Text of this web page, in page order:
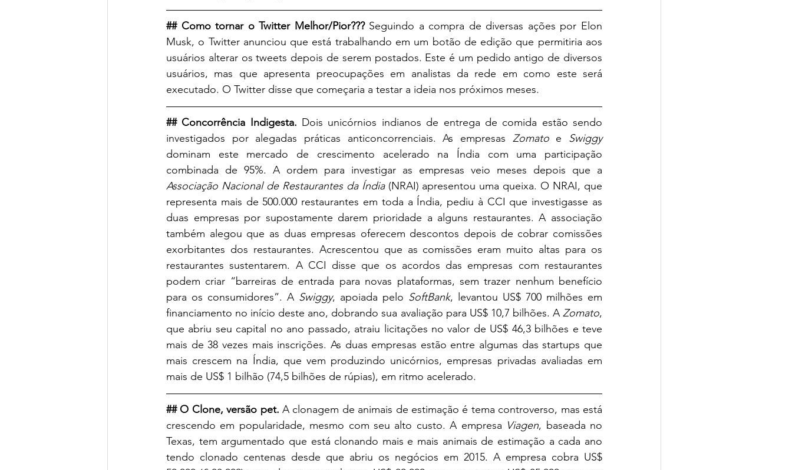
## Como tornar o Twitter Melhor/Pior??? Seguindo a compra de diversas ações por Elon
Musk, o Twitter anunciou que está trabalhando em um botão de edição que permitiria aos
usuários alterar os tweets depois de serem postados. Este é um pedido antigo de diversos
usuários, mas que apresenta preocupações em analistas da rede em como este será
executado. O Twitter disse que começaria a testar a ideia nos próximos meses.
## Concorrência Indigesta. Dois unicórnios indianos de entrega de comida estão sendo
investigados por alegadas práticas anticoncorrenciais. As empresas Zomato e Swiggy
dominam este mercado de crescimento acelerado na Índia com uma participação
Associação Nacional de Restaurantes da Índia (NRAI) apresentou uma queixa. O NRAI, que
representa mais de 500.000 restaurantes em toda a Índia, pediu à CCI que investigasse as
duas empresas por supostamente darem prioridade a alguns restaurantes. A associação
também alegou que as duas empresas oferecem descontos depois de cobrar comissões
exorbitantes dos restaurantes. Acrescentou que as comissões eram muito altas para os
restaurantes sustentarem. A CCI disse que os acordos das empresas com restaurantes
podem criar “barreiras de entrada para novas plataformas, sem trazer nenhum benefício
para os consumidores”. A Swiggy, apoiada pelo SoftBank, levantou US$ 700 milhões em
financiamento no início deste ano, dobrando sua avaliação para US$ 10,7 bilhões. A Zomato,
que abriu seu capital no ano passado, atraiu licitações no valor de US$ 46,3 bilhões e teve
mais de 38 vezes mais inscrições. As duas empresas estão entre algumas das startups que
mais crescem na Índia, que vem produzindo unicórnios, empresas privadas avaliadas em
mais de US$ 1 bilhão (74,5 bilhões de rúpias), em ritmo acelerado.
## O Clone, versão pet. A clonagem de animais de estimação é tema controverso, mas está
crescendo em popularidade, mesmo com seu alto custo. A empresa Viagen, baseada no
Texas, tem argumentado que está clonando mais e mais animais de estimação a cada ano
tendo clonado centenas desde que abriu os negócios em 2015. A empresa cobra US$